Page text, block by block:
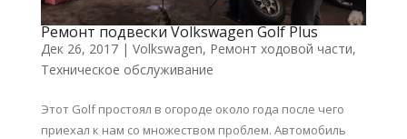
Ремонт подвески Volkswagen Golf Plus
Дек 26, 2017| Volkswagen, Ремонт ходовой части,
Техническое обслуживание
Этот Golf простоял в огороде около года после чего
приехал к нам со множеством проблем. Автомобиль